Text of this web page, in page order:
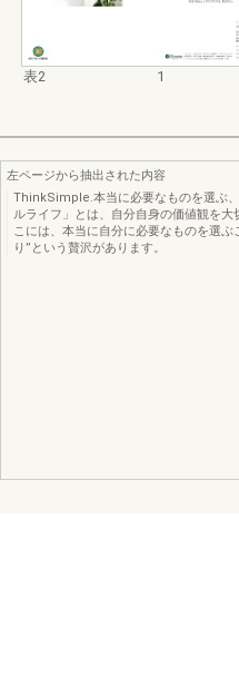
表2 1
左ページから抽出された内容
ThinkSimple.本当に必要なものを選ぶ
ルライフ」とは、自分自身の価値観を大
こには、本当に自分に必要なものを選ぶ
り”という贅沢があります。